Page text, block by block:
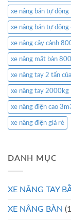
xe nâng bán tự
xe nâng bán tự
xe nâng cây cảnh
xe nâng mặt bàn
xe nâng tay 2 tấn
xe nâng tay 2000kg
xe nâng điện cao
xe nâng điện giá rẻ
DANH MỤC
XE NÂNG TAY
XE NÂNG BÀN